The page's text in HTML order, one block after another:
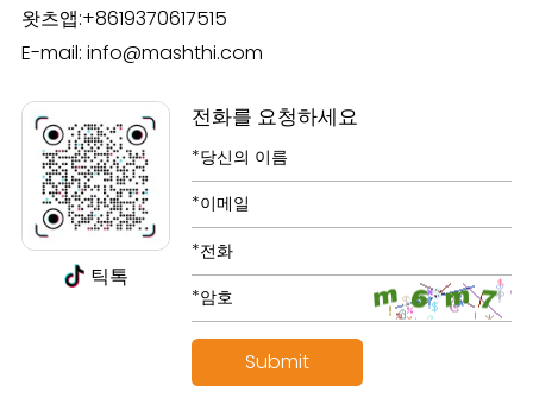
왓츠앱:+8619370617515
E-mail: info@mashthi.com
틱톡
전화를 요청하세요